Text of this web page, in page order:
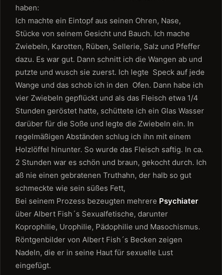
haben:
Ich machte ein Eintopf aus seinen Ohren, Nase,
Stücke von seinem Gesicht und Bauch. Ich mache
Zwiebeln, Karotten, Rüben, Sellerie, Salz und Pfeffer
dazu. Es war gut. Dann schnitt ich die Wangen ab und
putzte und wusch sie zuerst. Ich legte Speck auf jede
Wange und das schob ich in den Ofen. Dann habe ich
vier Zwiebeln gepflückt und als das Fleisch etwa 1/4
Stunden geröstet hatte, schüttete ich ein Glas Wasser
darüber für die Soße und legte die Zwiebeln ein. In
regelmäßigen Abständen schlug ich ihn mit einem
Holzlöffel hinunter. So wurde das Fleisch saftig. In ca.
2 Stunden war es schön und braun, gekocht durch. Ich
aß nie einen gebratenen Truthahn, der halb so gut
schmeckte wie sein süßes Fett,
Bei seinem Prozess bezeugten mehrere Psychiater
über Albert Fish´s Sexualfetische, darunter
Koprophilie, Urophilie, Pädophilie und Masochismus.
Röntgenbilder von Albert Fish´s Becken zeigen
Nadeln, die er in seine Haut für sexuelle Lust
eingefügt.